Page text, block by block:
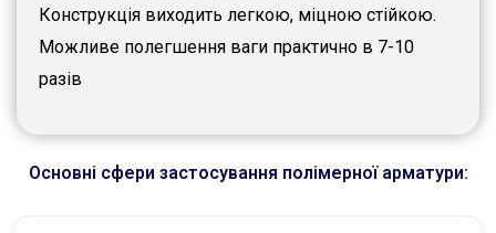
Конструкція виходить легкою, міцною стійкою.
Можливе полегшення ваги практично в 7-10
разів
Основні сфери застосування полімерної арматури: